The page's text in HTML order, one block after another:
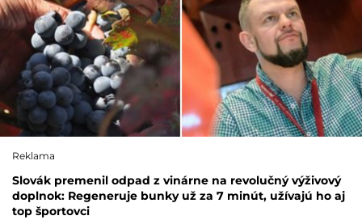
Reklama
Slovák premenil odpad z vinárne na revolučný výživový
doplnok: Regeneruje bunky už za 7 minút, užívajú ho aj
top športovci